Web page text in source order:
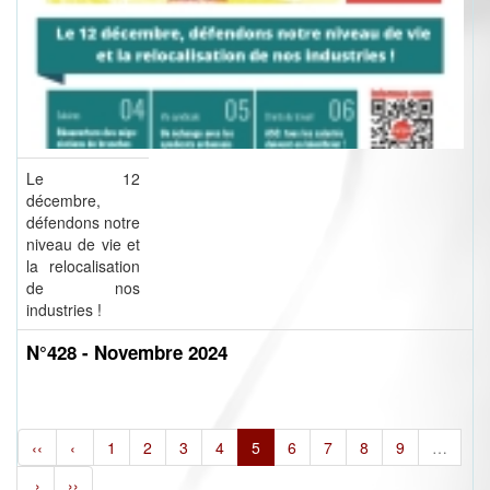
Le 12
décembre,
défendons notre
niveau de vie et
la relocalisation
de nos
industries !
N°428 - Novembre 2024
‹‹ ‹ 1 2 3 4 5 6 7 8 9
…
›
››